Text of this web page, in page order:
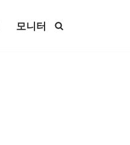
모니터